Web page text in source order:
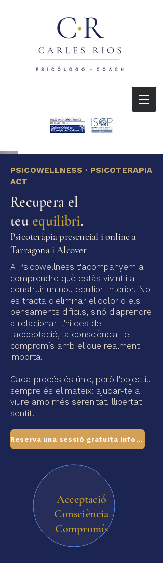
PSICOWELLNESS · PSICOTERAPIA
ACT
Recupera el
teu equilibri.
Psicoteràpia presencial i online a
Tarragona i Alcover
A Psicowellness t'acompanyem a
comprendre què estàs vivint i a
construir un nou equilibri interior. No
es tracta d'eliminar el dolor o els
pensaments difícils, sinó d'aprendre
a relacionar-t'hi des de
l'acceptació, la consciència i el
compromís amb el que realment
importa.
Cada procés és únic, però l'objectiu
sempre és el mateix: ajudar-te a
viure amb més serenitat, llibertat i
sentit.
Reserva una sessió gratuita informativa
Acceptació
Consciència
Compromís